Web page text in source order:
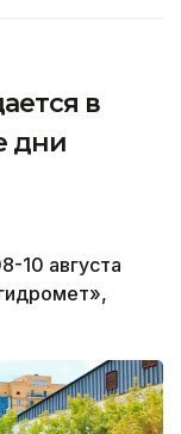
в
дни
10 августа